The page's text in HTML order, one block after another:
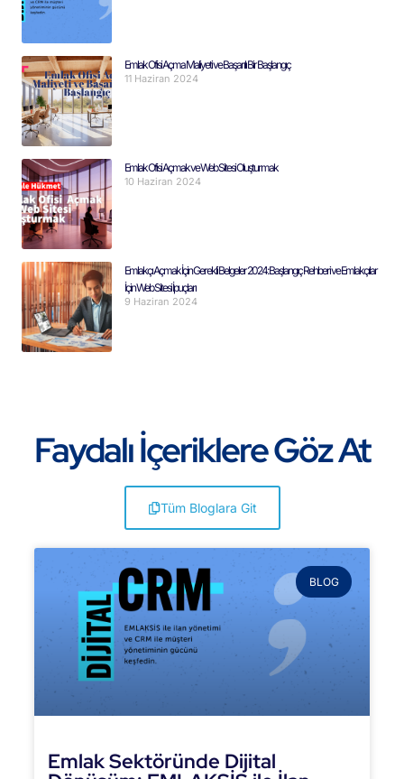
Emlak Ofisi Açma Maliyeti ve Başarılı Bir Başlangıç
11 Haziran 2024
Emlak Ofisi Açmak ve Web Sitesi Oluşturmak
10 Haziran 2024
Emlakçı Açmak İçin Gerekli Belgeler 2024: Başlangıç Rehberi ve Emlakçılar
İçin Web Sitesi İpuçları
9 Haziran 2024
Faydalı İçeriklere Göz At
Tüm Bloglara Git
BLOG
Emlak Sektöründe Dijital